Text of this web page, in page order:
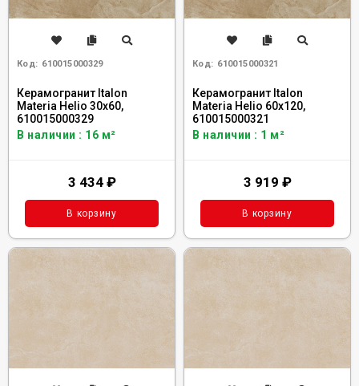
Код: 610015000329
Керамогранит Italon
Materia Helio 30x60,
610015000329
В наличии : 16 м²
3 434 ₽
В корзину
Код: 610015000321
Керамогранит Italon
Materia Helio 60x120,
610015000321
В наличии : 1 м²
3 919 ₽
В корзину